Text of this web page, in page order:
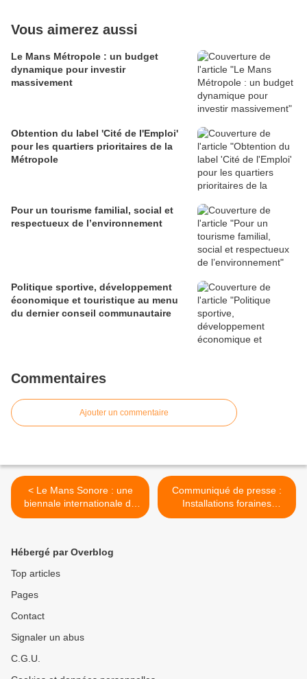
Vous aimerez aussi
Le Mans Métropole : un budget
dynamique pour investir
massivement
Obtention du label 'Cité de l'Emploi'
pour les quartiers prioritaires de la
Métropole
Pour un tourisme familial, social et
respectueux de l’environnement
Politique sportive, développement
économique et touristique au menu
du dernier conseil communautaire
Commentaires
Ajouter un commentaire
< Le Mans Sonore : une
biennale internationale du
son, une première en
Communiqué de presse :
Installations foraines
illégales et procédure
Hébergé par Overblog
Top articles
Pages
Contact
Signaler un abus
C.G.U.